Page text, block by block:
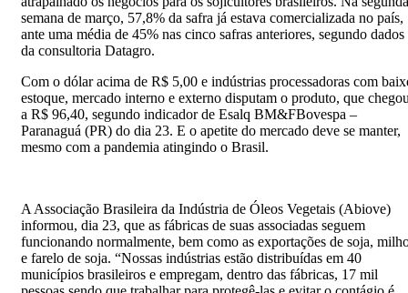
semana de março, 57,8% da safra já estava comercializada no país,
ante uma média de 45% nas cinco safras anteriores, segundo dados
da consultoria Datagro.
Com o dólar acima de R$ 5,00 e indústrias processadoras com
estoque, mercado interno e externo disputam o produto, que
a R$ 96,40, segundo indicador de Esalq BM&FBovespa –
Paranaguá (PR) do dia 23. E o apetite do mercado deve se manter,
mesmo com a pandemia atingindo o Brasil.
A Associação Brasileira da Indústria de Óleos Vegetais (Abiove)
informou, dia 23, que as fábricas de suas associadas seguem
funcionando normalmente, bem como as exportações de soja,
e farelo de soja. “Nossas indústrias estão distribuídas em 40
municípios brasileiros e empregam, dentro das fábricas, 17 mil